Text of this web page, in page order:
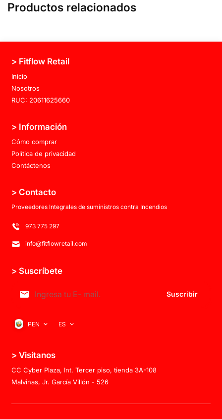
Productos relacionados
> Fitflow Retail
Inicio
Nosotros
RUC: 20611625660
> Información
Cómo comprar
Política de privacidad
Contáctenos
> Contacto
Proveedores Integrales de suministros contra Incendios
973 775 297
info@fitflowretail.com
> Suscríbete
Suscribir
PEN ES
> Visítanos
CC Cyber Plaza, Int. Tercer piso, tienda 3A-108
Malvinas, Jr. García Villón - 526